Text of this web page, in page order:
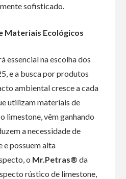
sofisticado.
Materiais Ecológicos
essencial na escolha dos
e a busca por produtos
ambiental cresce a cada
utilizam materiais de
limestone, vêm ganhando
a necessidade de
possuem alta
o Mr.Petras® da
rústico de limestone,